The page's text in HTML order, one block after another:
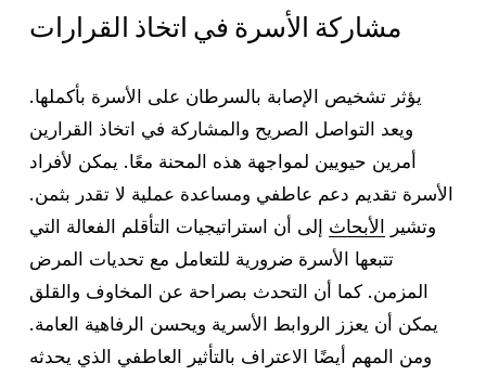
مشاركة الأسرة في اتخاذ القرارات
يؤثر تشخيص الإصابة بالسرطان على الأسرة بأكملها.
ويعد التواصل الصريح والمشاركة في اتخاذ القرارين
أمرين حيويين لمواجهة هذه المحنة معًا. يمكن لأفراد
الأسرة تقديم دعم عاطفي ومساعدة عملية لا تقدر بثمن.
وتشير الأبحاث إلى أن استراتيجيات التأقلم الفعالة التي
تتبعها الأسرة ضرورية للتعامل مع تحديات المرض
المزمن. كما أن التحدث بصراحة عن المخاوف والقلق
يمكن أن يعزز الروابط الأسرية ويحسن الرفاهية العامة.
ومن المهم أيضًا الاعتراف بالتأثير العاطفي الذي يحدثه